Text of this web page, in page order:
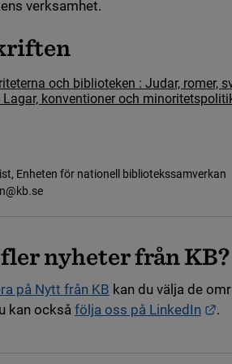
verksamhet.
och biblioteken : Judar, romer,
konventioner och
Enheten för nationell bibliotekssamverkan
nyheter från KB?
på Nytt från KB kan du välja de
kan också följa oss på LinkedIn .